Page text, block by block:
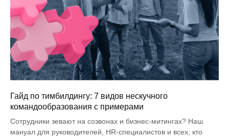
Гайд по тимбилдингу: 7 видов нескучного
командообразования с примерами
Сотрудники зевают на созвонах и бизнес-митингах? Наш
мануал для руководителей, HR-специалистов и всех, кто